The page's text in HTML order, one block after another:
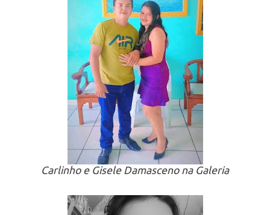
Carlinho e Gisele Damasceno na Galeria